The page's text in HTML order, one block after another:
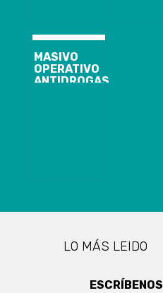
MASIVO
OPERATIVO
ANTIDROGAS
LO MÁS LEIDO
ESCRÍBENOS